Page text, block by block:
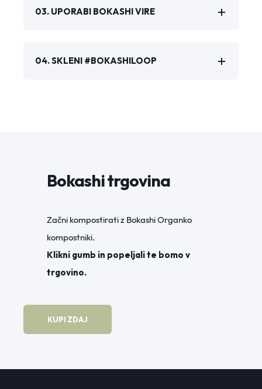
03. UPORABI BOKASHI VIRE
04. SKLENI #BOKASHILOOP
Bokashi trgovina
Začni kompostirati z Bokashi Organko
kompostniki.
Klikni gumb in popeljali te bomo v
trgovino.
KUPI ZDAJ